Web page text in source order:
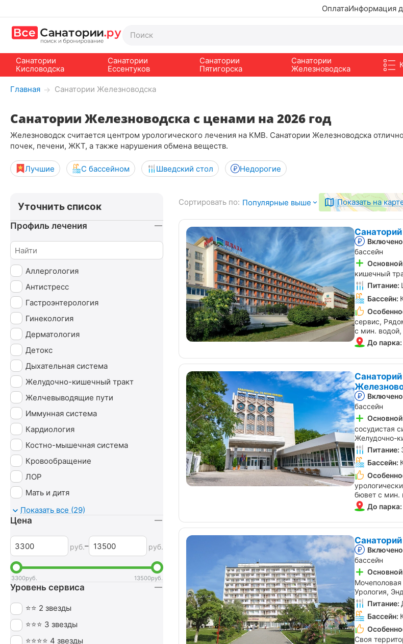
ОплатаИнформация
Санатории
Кисловодска
Санатории
Ессентуков
Санатории
Пятигорска
Санатории
Железноводска
Главная → Санатории Железноводска
Санатории Железноводска с ценами на 2026 год
Железноводск считается центром урологического лечения на КМВ. Санатории Железноводска
почек, печени, ЖКТ, а также нарушения обмена веществ.
Лучшие С бассейном Шведский стол Недорогие
Сортировать по: Популярные выше Показать на
бассейн
кишечный
Питание:
Бассейн:
сервис,
с мин. водой,
До парка:
бассейн
сосудистая
Желудочно-
Питание:
Бассейн:
бювет с мин.
До парка:
бассейн
Урология,
Питание:
Бассейн:
Своя
Уточнить список
Профиль лечения
Аллергология
Антистресс
Гастроэнтерология
Гинекология
Дерматология
Детокс
Дыхательная система
Желудочно-кишечный тракт
Желчевыводящие пути
Иммунная система
Кардиология
Костно-мышечная система
Кровообращение
ЛОР
Мать и дитя
Мочеполовая система
Неврология
Нервная система
Обмен веществ
Оздоровительный
Опорно-двигательный аппарат
Ортопедия
Показать все (29)
Цена
руб.– руб.
3300руб. 13500руб.
Уровень сервиса
⭐⭐ 2 звезды
⭐⭐⭐ 3 звезды
⭐⭐⭐⭐ 4 звезды